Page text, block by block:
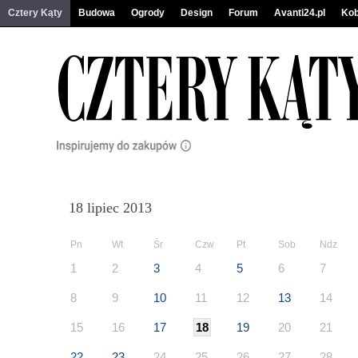
Cztery Kąty Budowa Ogrody Design Forum Avanti24.pl
18 lipiec 2013
Pn Wt Śr Czw Pt Sob Ndz
1 2 3 4 5 6 7
8 9 10 11 12 13 14
15 16 17 18 19 20 21